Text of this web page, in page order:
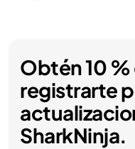
Obtén 10
registrarte
SharkNinja.